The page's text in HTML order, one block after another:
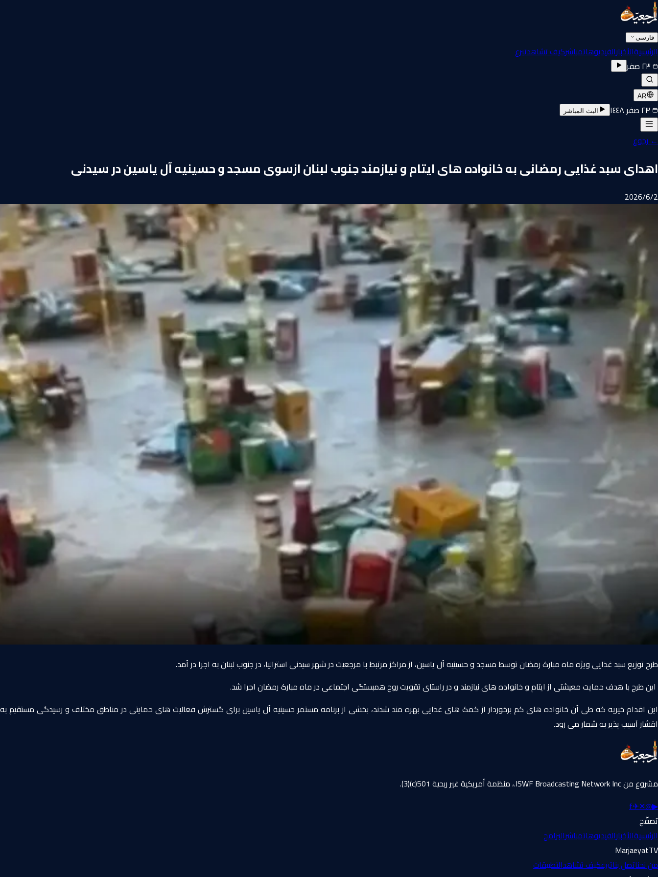
فارسی
الرئيسيةالأخبارالفيديوهاتمباشركيف تشاهدتبرع
٢٣ صفر
AR
٢٣ صفر ١٤٤٨ البث المباشر
←رجوع
اهدای سبد غذایی رمضانی به خانواده های ایتام و نیازمند جنوب لبنان ازسوی مسجد و حسینیه آل یاسین در سیدنی
2‏/6‏/2026
طرح توزیع سبد غذایی ویژه ماه مبارک رمضان توسط مسجد و حسینیه آل یاسین، از مراکز مرتبط با مرجعیت در شهر سیدنی استرالیا، در جنوب لبنان به اجرا در آمد.
این طرح با هدف حمایت معیشتی از ایتام و خانواده های نیازمند و در راستای تقویت روح همبستگی اجتماعی در ماه مبارک رمضان اجرا شد.
این اقدام خیریه که طی آن خانواده های کم برخوردار از کمک های غذایی بهره مند شدند، بخشی از برنامه مستمر حسینیه آل یاسین برای گسترش فعالیت های حمایتی در مناطق مختلف و رسیدگی مستقیم به
اقشار آسیب پذیر به شمار می رود.
مشروع من ISWF Broadcasting Network Inc.، منظمة أمريكية غير ربحية 501(c)(3).
▶
◎
✕
✈
f
تصفّح
الرئيسيةالأخبارالفيديوهاتمباشرالبرامج
MarjaeyatTV
من نحناتصل بناتبرعكيف تشاهدالتطبيقات